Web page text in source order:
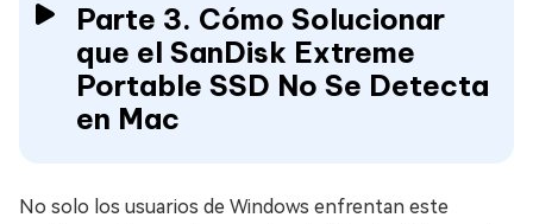
Parte 3. Cómo Solucionar
que el SanDisk Extreme
Portable SSD No Se Detecta
en Mac
No solo los usuarios de Windows enfrentan este